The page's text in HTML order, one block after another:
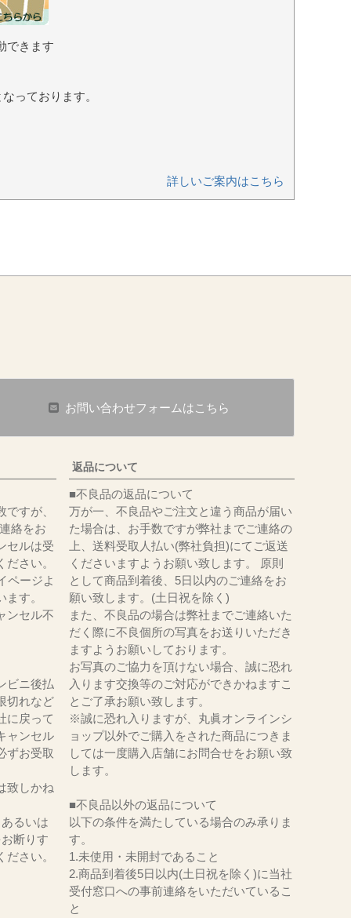
できます
っております。
詳しいご案内はこちら
お問い合わせフォームはこちら
すが、
絡をお
セルは受
さい。
ページよ
す。
ンセル不
ビニ後払
切れなど
に戻って
ャンセル
ずお受取
致しかね
るいは
断りす
さい。
返品について
■不良品の返品について
万が一、不良品やご注文と違う商品が届い
た場合は、お手数ですが弊社までご連絡の
上、送料受取人払い(弊社負担)にてご返送
くださいますようお願い致します。 原則
として商品到着後、5日以内のご連絡をお
願い致します。(土日祝を除く)
また、不良品の場合は弊社までご連絡いた
だく際に不良個所の写真をお送りいただき
ますようお願いしております。
お写真のご協力を頂けない場合、誠に恐れ
入ります交換等のご対応ができかねますこ
とご了承お願い致します。
※誠に恐れ入りますが、丸眞オンラインシ
ョップ以外でご購入をされた商品につきま
しては一度購入店舗にお問合せをお願い致
します。
■不良品以外の返品について
以下の条件を満たしている場合のみ承りま
す。
1.未使用・未開封であること
2.商品到着後5日以内(土日祝を除く)に当社
受付窓口への事前連絡をいただいているこ
と